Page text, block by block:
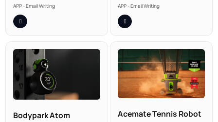
APP - Email Writing APP - Email Writing
Bodypark Atom Acemate Tennis Robot